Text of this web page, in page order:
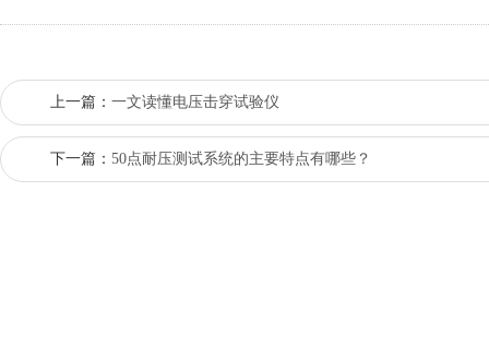
上一篇： 一文读懂电压击穿试验仪
下一篇： 50点耐压测试系统的主要特点有哪些？